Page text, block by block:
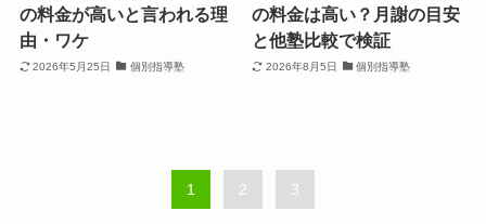
の料金が高いと言われる理
由・ワケ
2026年5月25日 個別指導塾
の料金は高い？月謝の目安
と他塾比較で検証
2026年8月5日 個別指導塾
1 2 3